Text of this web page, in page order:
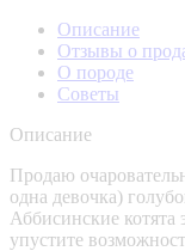
Описание
Отзывы о
О породе
Советы
Описание
Продаю
одна девочка)
Аббисинские котята
упустите